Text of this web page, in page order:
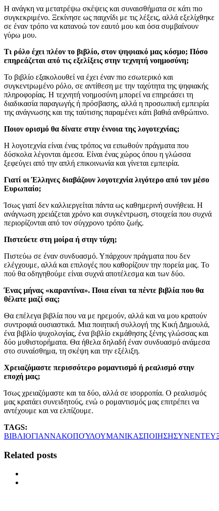
Η ανάγκη να μετατρέψω σκέψεις και συναισθήματα σε κάτι πιο
συγκεκριμένο. Ξεκίνησε ως παιχνίδι με τις λέξεις, αλλά εξελίχθηκε
σε έναν τρόπο να κατανοώ τον εαυτό μου και όσα συμβαίνουν
γύρω μου.
Τι ρόλο έχει πλέον το βιβλίο, στον ψηφιακό μας κόσμο; Πόσο
επηρεάζεται από τις εξελίξεις στην τεχνητή νοημοσύνη;
Το βιβλίο εξακολουθεί να έχει έναν πιο εσωτερικό και
συγκεντρωμένο ρόλο, σε αντίθεση με την ταχύτητα της ψηφιακής
πληροφορίας. Η τεχνητή νοημοσύνη μπορεί να επηρεάσει τη
διαδικασία παραγωγής ή πρόσβασης, αλλά η προσωπική εμπειρία
της ανάγνωσης και της ταύτισης παραμένει κάτι βαθιά ανθρώπινο.
Ποιον ορισμό θα δίνατε στην έννοια της λογοτεχνίας;
Η λογοτεχνία είναι ένας τρόπος να ειπωθούν πράγματα που
δύσκολα λέγονται άμεσα. Είναι ένας χώρος όπου η γλώσσα
ξεφεύγει από την απλή επικοινωνία και γίνεται εμπειρία.
Γιατί οι Έλληνες διαβάζουν λογοτεχνία λιγότερο από τον μέσο
Ευρωπαίο;
Ίσως γιατί δεν καλλιεργείται πάντα ως καθημερινή συνήθεια. Η
ανάγνωση χρειάζεται χρόνο και συγκέντρωση, στοιχεία που συχνά
περιορίζονται από τον σύγχρονο τρόπο ζωής.
Πιστεύετε στη μοίρα ή στην τύχη;
Πιστεύω σε έναν συνδυασμό. Υπάρχουν πράγματα που δεν
ελέγχουμε, αλλά και επιλογές που καθορίζουν την πορεία μας. Το
πού θα οδηγηθούμε είναι συχνά αποτέλεσμα και των δύο.
Ένας μήνας «καραντίνα». Ποια είναι τα πέντε βιβλία που θα
θέλατε μαζί σας;
Θα επέλεγα βιβλία που να με ηρεμούν, αλλά και να μου κρατούν
συντροφιά ουσιαστικά. Μια ποιητική συλλογή της Κική Δημουλά,
ένα βιβλίο ψυχολογίας, ένα βιβλίο εκμάθησης ξένης γλώσσας και
δύο μυθιστορήματα. Θα ήθελα δηλαδή έναν συνδυασμό ανάμεσα
στο συναίσθημα, τη σκέψη και την εξέλιξη.
Χρειαζόμαστε περισσότερο ρομαντισμό ή ρεαλισμό στην
εποχή μας;
Ίσως χρειαζόμαστε και τα δύο, αλλά σε ισορροπία. Ο ρεαλισμός
μας κρατάει συνειδητούς, ενώ ο ρομαντισμός μας επιτρέπει να
αντέχουμε και να ελπίζουμε.
TAGS:
ΒΙΒΛΙΟΓΙΑΝΝΑΚΟΠΟΎΛΟΥΜΑΝΙΚΑΣΠΟΙΗΣΗ
Related posts